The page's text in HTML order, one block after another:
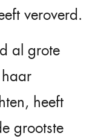
veroverd.
al grote
heeft
grootste